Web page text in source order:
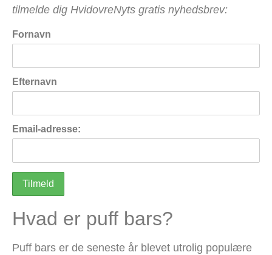
tilmelde dig HvidovreNyts gratis nyhedsbrev:
Fornavn
Efternavn
Email-adresse:
Hvad er puff bars?
Puff bars er de seneste år blevet utrolig populære